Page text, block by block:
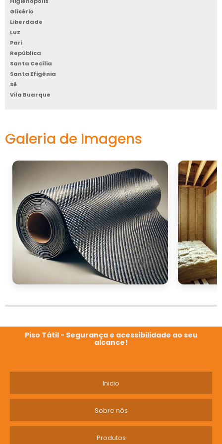
acústicas que atendem às suas necessidades.
Faça a diferença hoje e eleve a experiência do
seu espaço corporativo!
Glicério
Liberdade
Luz
Pari
República
Santa Cecília
Santa Efigênia
Sé
Vila Buarque
Galeria de Imagens
Piso Tátil - Segurança e acessibilidade ao seu
alcance!
Inicio
Sobre nós
Produtos